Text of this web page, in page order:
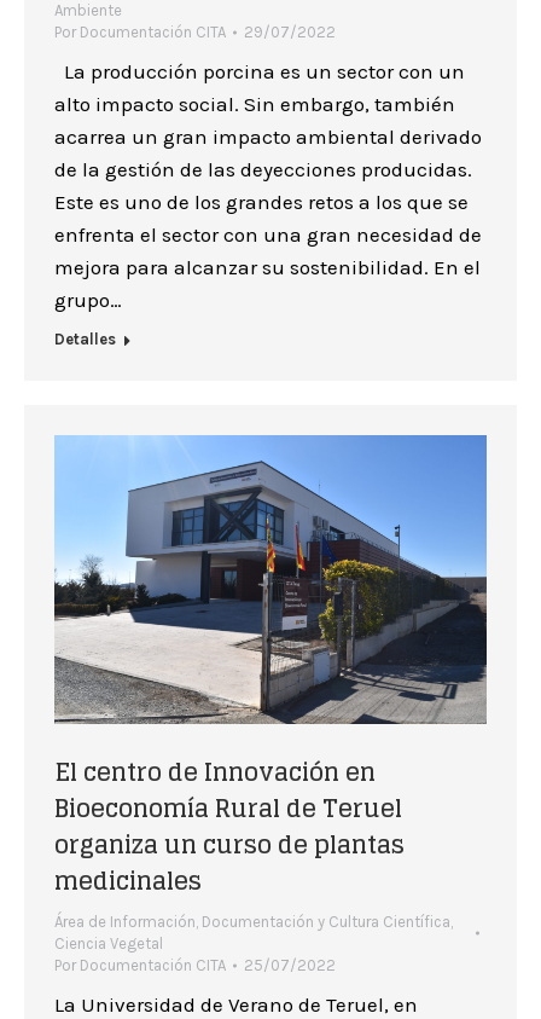
Ambiente
Por Documentación CITA 29/07/2022
La producción porcina es un sector con un
alto impacto social. Sin embargo, también
acarrea un gran impacto ambiental derivado
de la gestión de las deyecciones producidas.
Este es uno de los grandes retos a los que se
enfrenta el sector con una gran necesidad de
mejora para alcanzar su sostenibilidad. En el
grupo…
Detalles
El centro de Innovación en
Bioeconomía Rural de Teruel
organiza un curso de plantas
medicinales
Área de Información, Documentación y Cultura Científica,
Ciencia Vegetal
Por Documentación CITA 25/07/2022
La Universidad de Verano de Teruel, en